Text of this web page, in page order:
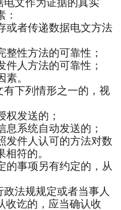
电文作为证据的真实
或者传递数据电文方法
整性方法的可靠性；
件人方法的可靠性；
素。
有下列情形之一的，视
权发送的；
息系统自动发送的；
发件人认可的方法对数
符的。
的事项另有约定的，从
政法规规定或者当事人
收讫的，应当确认收